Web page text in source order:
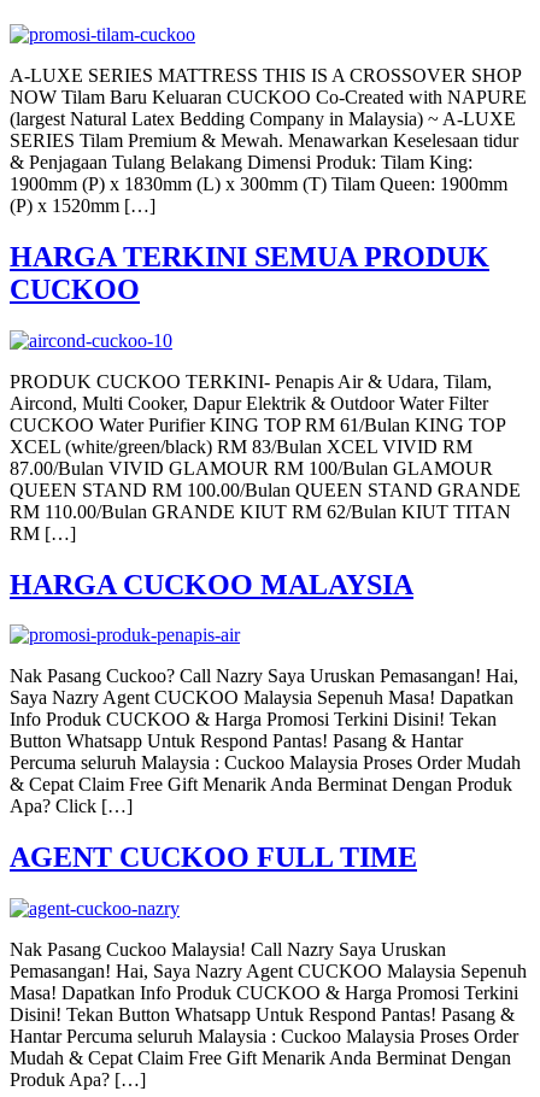
A-LUXE SERIES MATTRESS THIS IS A CROSSOVER SHOP
NOW Tilam Baru Keluaran CUCKOO Co-Created with NAPURE
(largest Natural Latex Bedding Company in Malaysia) ~ A-LUXE
SERIES Tilam Premium & Mewah. Menawarkan Keselesaan tidur
& Penjagaan Tulang Belakang Dimensi Produk: Tilam King:
1900mm (P) x 1830mm (L) x 300mm (T) Tilam Queen: 1900mm
(P) x 1520mm […]
HARGA TERKINI SEMUA PRODUK
CUCKOO
PRODUK CUCKOO TERKINI- Penapis Air & Udara, Tilam,
Aircond, Multi Cooker, Dapur Elektrik & Outdoor Water Filter
CUCKOO Water Purifier KING TOP RM 61/Bulan KING TOP
XCEL (white/green/black) RM 83/Bulan XCEL VIVID RM
87.00/Bulan VIVID GLAMOUR RM 100/Bulan GLAMOUR
QUEEN STAND RM 100.00/Bulan QUEEN STAND GRANDE
RM 110.00/Bulan GRANDE KIUT RM 62/Bulan KIUT TITAN
RM […]
HARGA CUCKOO MALAYSIA
Nak Pasang Cuckoo? Call Nazry Saya Uruskan Pemasangan! Hai,
Saya Nazry Agent CUCKOO Malaysia Sepenuh Masa! Dapatkan
Info Produk CUCKOO & Harga Promosi Terkini Disini! Tekan
Button Whatsapp Untuk Respond Pantas! Pasang & Hantar
Percuma seluruh Malaysia : Cuckoo Malaysia Proses Order Mudah
& Cepat Claim Free Gift Menarik Anda Berminat Dengan Produk
Apa? Click […]
AGENT CUCKOO FULL TIME
Nak Pasang Cuckoo Malaysia! Call Nazry Saya Uruskan
Pemasangan! Hai, Saya Nazry Agent CUCKOO Malaysia Sepenuh
Masa! Dapatkan Info Produk CUCKOO & Harga Promosi Terkini
Disini! Tekan Button Whatsapp Untuk Respond Pantas! Pasang &
Hantar Percuma seluruh Malaysia : Cuckoo Malaysia Proses Order
Mudah & Cepat Claim Free Gift Menarik Anda Berminat Dengan
Produk Apa? […]